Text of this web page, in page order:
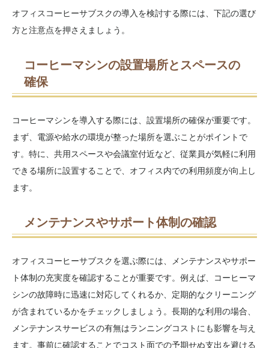
オフィスコーヒーサブスクの導入を検討する際には、下記の選び
方と注意点を押さえましょう。
コーヒーマシンの設置場所とスペースの
確保
コーヒーマシンを導入する際には、設置場所の確保が重要です。
まず、電源や給水の環境が整った場所を選ぶことがポイントで
す。特に、共用スペースや会議室付近など、従業員が気軽に利用
できる場所に設置することで、オフィス内での利用頻度が向上し
ます。
メンテナンスやサポート体制の確認
オフィスコーヒーサブスクを選ぶ際には、メンテナンスやサポー
ト体制の充実度を確認することが重要です。例えば、コーヒーマ
シンの故障時に迅速に対応してくれるか、定期的なクリーニング
が含まれているかをチェックしましょう。長期的な利用の場合、
メンテナンスサービスの有無はランニングコストにも影響を与え
ます。事前に確認することでコスト面での予期せぬ支出を避ける